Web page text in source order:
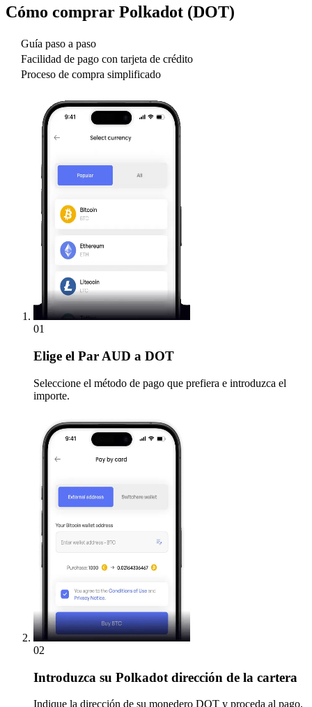
Cómo comprar Polkadot (DOT)
Guía paso a paso
Facilidad de pago con tarjeta de crédito
Proceso de compra simplificado
01
Elige el Par AUD a DOT
Seleccione el método de pago que prefiera e introduzca el
importe.
02
Introduzca su Polkadot dirección de la cartera
Indique la dirección de su monedero DOT y proceda al pago.